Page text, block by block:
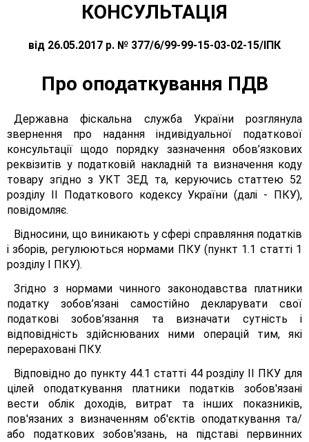
КОНСУЛЬТАЦІЯ
від 26.05.2017 р. № 377/6/99-99-15-03-02-15/ІПК
Про оподаткування ПДВ
Державна фіскальна служба України розглянула
звернення про надання індивідуальної податкової
консультації щодо порядку зазначення обов’язкових
реквізитів у податковій накладній та визначення коду
товару згідно з УКТ ЗЕД та, керуючись статтею 52
розділу II Податкового кодексу України (далі - ПКУ),
повідомляє.
Відносини, що виникають у сфері справляння податків
і зборів, регулюються нормами ПКУ (пункт 1.1 статті 1
розділу І ПКУ).
Згідно з нормами чинного законодавства платники
податку зобов’язані самостійно декларувати свої
податкові зобов’язання та визначати сутність і
відповідність здійснюваних ними операцій тим, які
перераховані ПКУ.
Відповідно до пункту 44.1 статті 44 розділу II ПКУ для
цілей оподаткування платники податків зобов'язані
вести облік доходів, витрат та інших показників,
пов'язаних з визначенням об'єктів оподаткування та/
або податкових зобов'язань, на підставі первинних